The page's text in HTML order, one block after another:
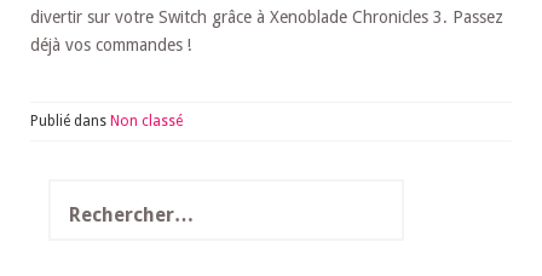
divertir sur votre Switch grâce à Xenoblade Chronicles 3. Passez
déjà vos commandes !
Publié dans Non classé